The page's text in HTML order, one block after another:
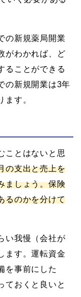
の新規薬局開業
がわかれば、ど
ることができる
の新規開業は3年
ます。
ことはないと思
の支出と売上を
ましょう。保険
るのかを分けて
い我慢（会社が
ます。運転資金
を事前にした
ておくと良いと